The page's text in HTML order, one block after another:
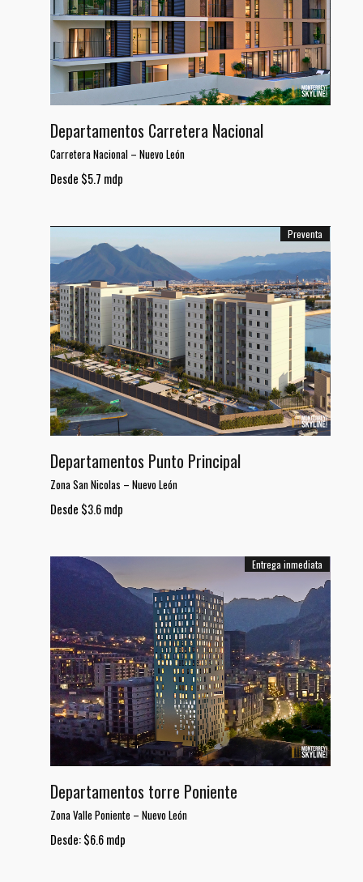
Departamentos Carretera Nacional
Carretera Nacional – Nuevo León
Desde $5.7 mdp
Preventa
Departamentos Punto Principal
Zona San Nicolas – Nuevo León
Desde $3.6 mdp
Entrega inmediata
Departamentos torre Poniente
Zona Valle Poniente – Nuevo León
Desde: $6.6 mdp